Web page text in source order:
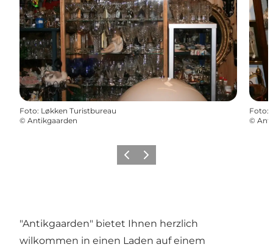
Foto: Løkken Turistbureau
© Antikgaarden
Foto:
©
ZurückWeiter
"Antikgaarden" bietet Ihnen herzlich
wilkommen in einen Laden auf einem